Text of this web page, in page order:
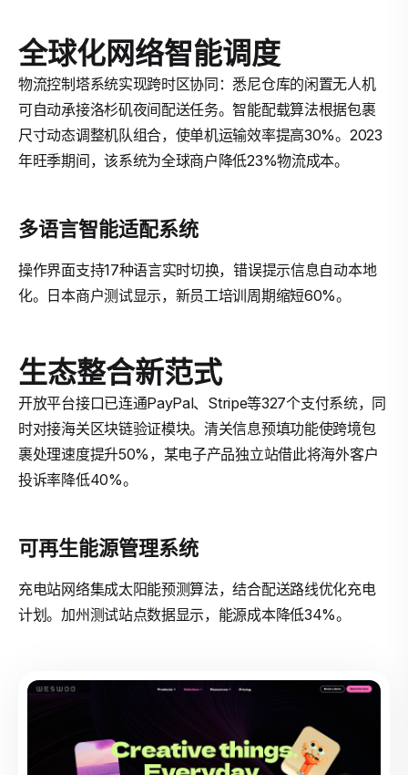
全球化网络智能调度
物流控制塔系统实现跨时区协同：悉尼仓库的闲置无人机
可自动承接洛杉矶夜间配送任务。智能配载算法根据包裹
尺寸动态调整机队组合，使单机运输效率提高30%。2023
年旺季期间，该系统为全球商户降低23%物流成本。
多语言智能适配系统
操作界面支持17种语言实时切换，错误提示信息自动本地
化。日本商户测试显示，新员工培训周期缩短60%。
生态整合新范式
开放平台接口已连通PayPal、Stripe等327个支付系统，同
时对接海关区块链验证模块。清关信息预填功能使跨境包
裹处理速度提升50%，某电子产品独立站借此将海外客户
投诉率降低40%。
可再生能源管理系统
充电站网络集成太阳能预测算法，结合配送路线优化充电
计划。加州测试站点数据显示，能源成本降低34%。